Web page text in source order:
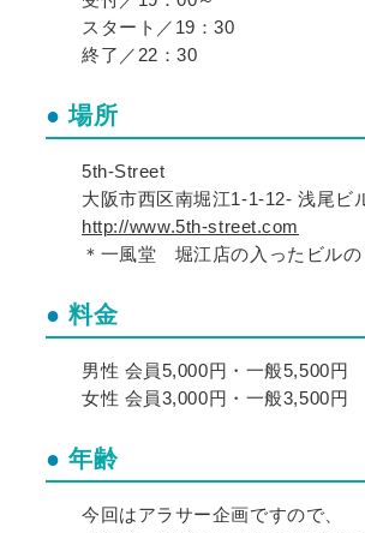
スタート／19：30
終了／22：30
場所
5th-Street
大阪市西区南堀江1-1-12- 浅尾ビ
http://www.5th-street.com
＊一風堂 堀江店の入ったビルの
料金
男性 会員5,000円・一般5,500円
女性 会員3,000円・一般3,500円
年齢
今回はアラサー企画ですので、